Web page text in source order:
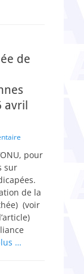
de
avril
pour
sur
de la
(voir
…